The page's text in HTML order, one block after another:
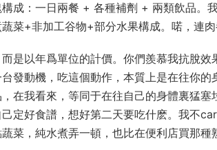
成：一日兩餐 + 各種補劑 + 兩類飲品。
菜+非加工谷物+部分水果構成。喏，連肉
是以年爲單位的計價。你們羨慕我抗脫效
發動機，吃這個動作，本質上是在往你
在我看來，等同于在往自己的身體裏猛
定好食譜，想好第二天要吃什麽。我不
菜，純水煮弄一頓，也比在便利店買那